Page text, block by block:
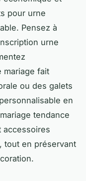
pour urne
Pensez à
urne
mariage fait
ou des galets
en
tendance
accessoires
tout en préservant